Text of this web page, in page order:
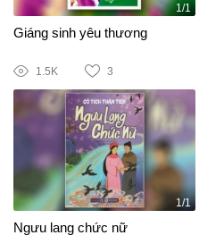
1/1
Giáng sinh yêu thương
1.5K 3
1/1
Ngưu lang chức nữ